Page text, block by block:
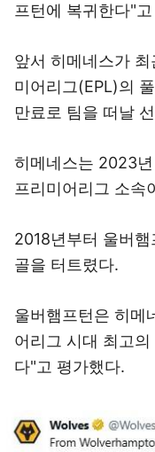
프턴에 복귀한다"
앞서 히메네스가
미어리그(EPL)의
만료로 팀을 떠날
히메네스는 2023
프리미어리그 소속
2018년부터 울버
골을 터트렸다.
울버햄프턴은 히메
어리그 시대 최고
다"고 평가했다.